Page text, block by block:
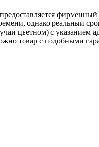
фирменный
однако реальный
цветном) с указанием
товар с подобными